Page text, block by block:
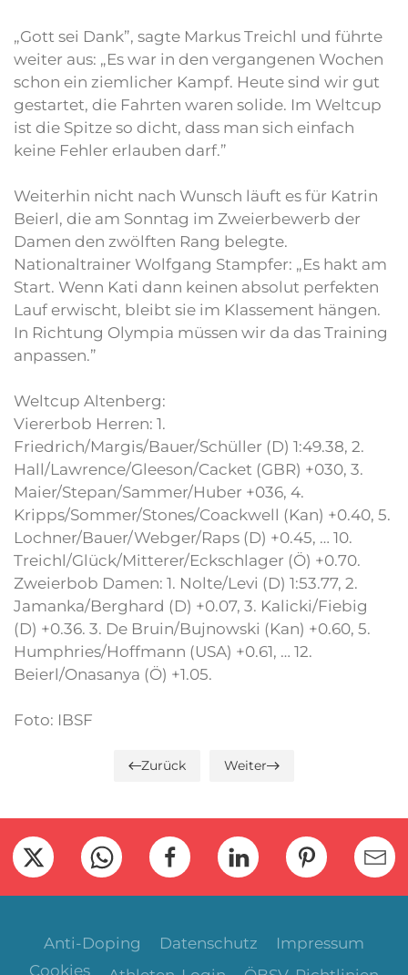
„Gott sei Dank”, sagte Markus Treichl und führte
weiter aus: „Es war in den vergangenen Wochen
schon ein ziemlicher Kampf. Heute sind wir gut
gestartet, die Fahrten waren solide. Im Weltcup
ist die Spitze so dicht, dass man sich einfach
keine Fehler erlauben darf.”
Weiterhin nicht nach Wunsch läuft es für Katrin
Beierl, die am Sonntag im Zweierbewerb der
Damen den zwölften Rang belegte.
Nationaltrainer Wolfgang Stampfer: „Es hakt am
Start. Wenn Kati dann keinen absolut perfekten
Lauf erwischt, bleibt sie im Klassement hängen.
In Richtung Olympia müssen wir da das Training
anpassen.”
Weltcup Altenberg:
Viererbob Herren: 1.
Friedrich/Margis/Bauer/Schüller (D) 1:49.38, 2.
Hall/Lawrence/Gleeson/Cacket (GBR) +030, 3.
Maier/Stepan/Sammer/Huber +036, 4.
Kripps/Sommer/Stones/Coackwell (Kan) +0.40, 5.
Lochner/Bauer/Webger/Raps (D) +0.45, … 10.
Treichl/Glück/Mitterer/Eckschlager (Ö) +0.70.
Zweierbob Damen: 1. Nolte/Levi (D) 1:53.77, 2.
Jamanka/Berghard (D) +0.07, 3. Kalicki/Fiebig
(D) +0.36. 3. De Bruin/Bujnowski (Kan) +0.60, 5.
Humphries/Hoffmann (USA) +0.61, … 12.
Beierl/Onasanya (Ö) +1.05.
Foto: IBSF
Zurück Weiter
Anti-Doping Datenschutz
Impressum
Cookies